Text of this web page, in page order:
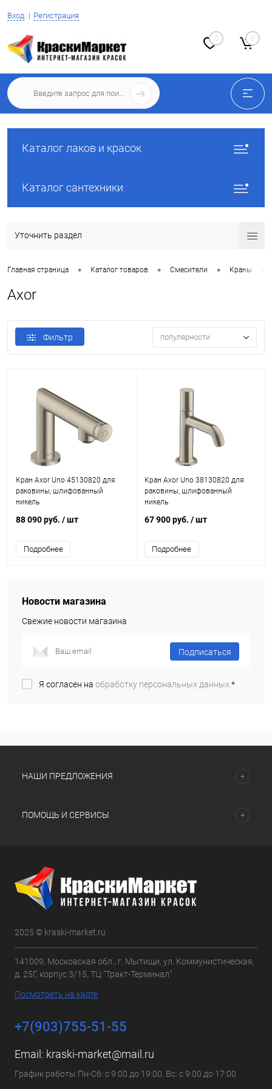
Вход Регистрация
0 0
Каталог лаков и красок
Каталог сантехники
Уточнить раздел
Главная страница • Каталог товаров • Смесители • Краны
Axor
Фильтр популярности
Кран Axor Uno 45130820 для
раковины, шлифованный
никель
88 090 руб. / шт
Подробнее
Кран Axor Uno 38130820 для
раковины, шлифованный
никель
67 900 руб. / шт
Подробнее
Новости магазина
Свежие новости магазина
Подписаться
Я согласен на обработку персональных данных.*
НАШИ ПРЕДЛОЖЕНИЯ
ПОМОЩЬ И СЕРВИСЫ
2025 © kraski-market.ru
141009, Московская обл., г. Мытищи, ул. Коммунистическая,
д. 25Г, корпус 3/15, ТЦ "Тракт-Терминал"
Посмотреть на карте
+7(903)755-51-55
Email: kraski-market@mail.ru
График работы Пн-Сб: с 9:00 до 19:00, Вс: с 9:00 до 17:00